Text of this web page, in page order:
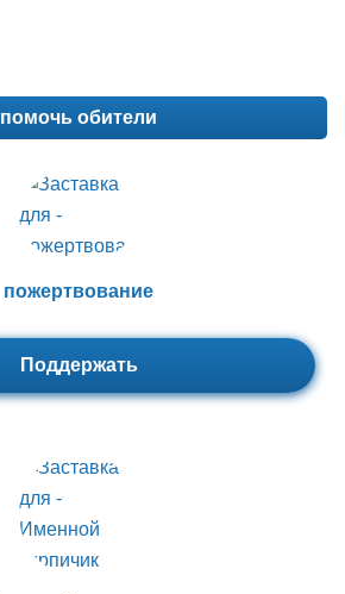
помочь обители
пожертвование
Поддержать